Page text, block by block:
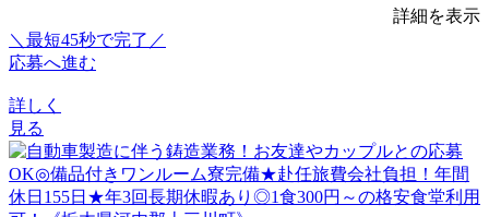
詳細を表示
＼最短45秒で完了／
応募へ進む
詳しく
見る